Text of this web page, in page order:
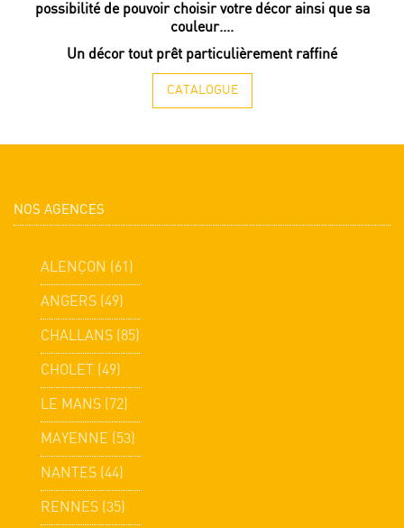
possibilité de pouvoir choisir votre décor ainsi que sa
couleur....
Un décor tout prêt particulièrement raffiné
CATALOGUE
NOS AGENCES
ALENÇON (61)
ANGERS (49)
CHALLANS (85)
CHOLET (49)
LE MANS (72)
MAYENNE (53)
NANTES (44)
RENNES (35)